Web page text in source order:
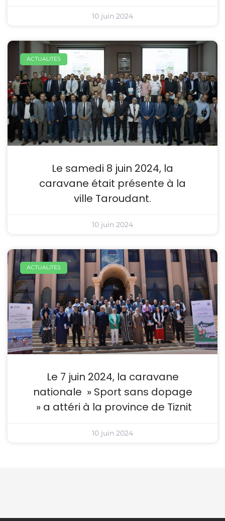
10 juin 2024
ACTUALITES
Le samedi 8 juin 2024, la
caravane était présente à la
ville Taroudant.
10 juin 2024
ACTUALITES
Le 7 juin 2024, la caravane
nationale » Sport sans dopage
» a attéri à la province de Tiznit
10 juin 2024